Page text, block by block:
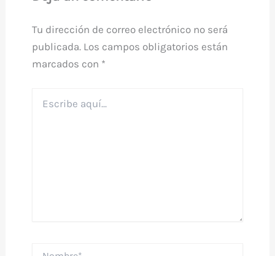
Tu dirección de correo electrónico no será
publicada. Los campos obligatorios están
marcados con *
aquí...